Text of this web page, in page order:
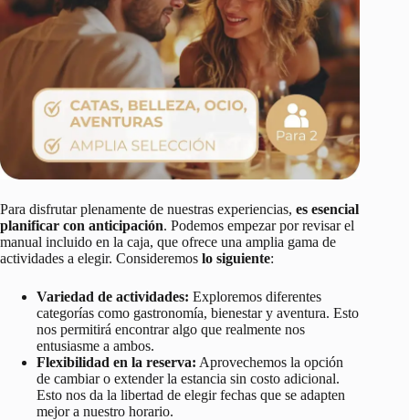
Para disfrutar plenamente de nuestras experiencias, es esencial
planificar con anticipación. Podemos empezar por revisar el
manual incluido en la caja, que ofrece una amplia gama de
actividades a elegir. Consideremos lo siguiente:
Variedad de actividades: Exploremos diferentes
categorías como gastronomía, bienestar y aventura. Esto
nos permitirá encontrar algo que realmente nos
entusiasme a ambos.
Flexibilidad en la reserva: Aprovechemos la opción
de cambiar o extender la estancia sin costo adicional.
Esto nos da la libertad de elegir fechas que se adapten
mejor a nuestro horario.